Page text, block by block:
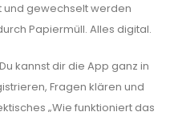
und gewechselt werden
Papiermüll. Alles digital.
Du kannst dir die App ganz in
Fragen klären und
„Wie funktioniert das